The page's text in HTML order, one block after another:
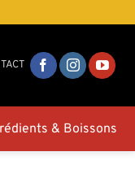
& Boissons